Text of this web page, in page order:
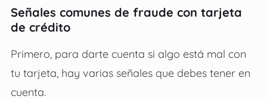
Señales comunes de fraude con tarjeta
de crédito
Primero, para darte cuenta si algo está mal con
tu tarjeta, hay varias señales que debes tener en
cuenta.